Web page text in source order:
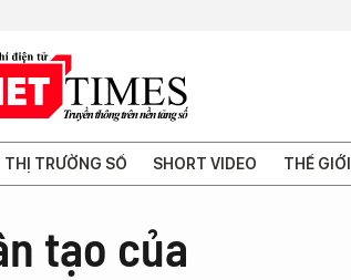
THỊ TRƯỜNG SỐ SHORT VIDEO THẾ GIỚI
tạo của